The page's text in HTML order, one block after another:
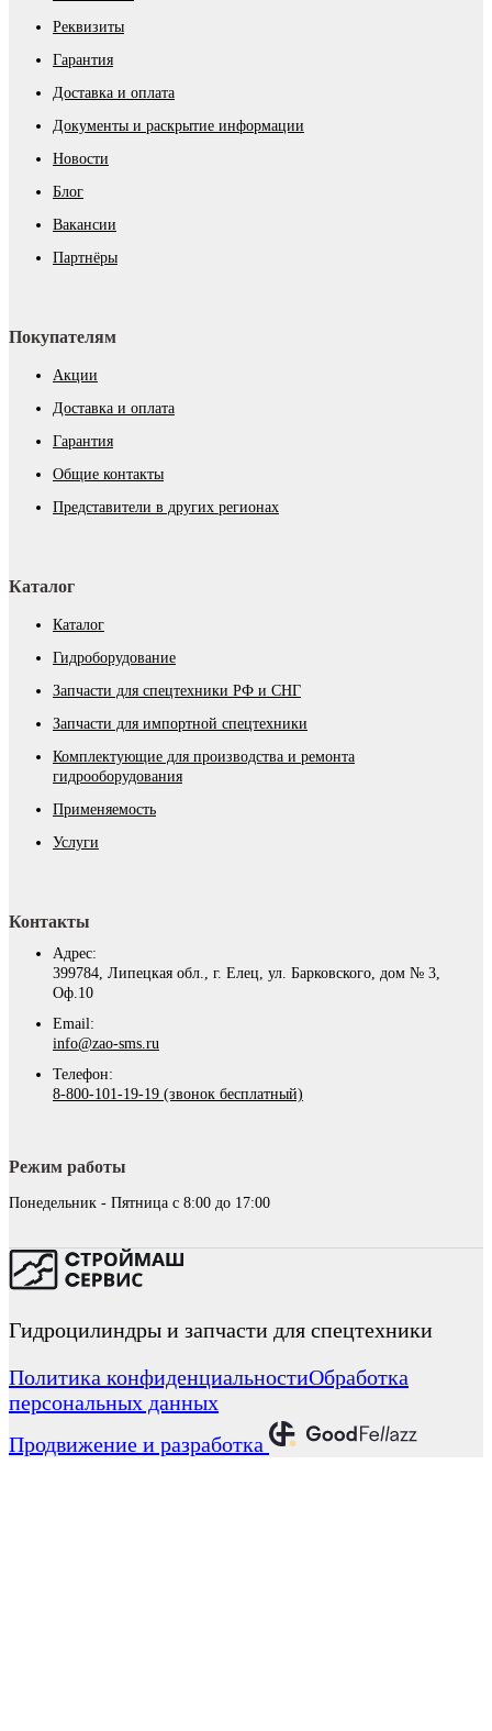
Реквизиты
Гарантия
Доставка и оплата
Документы и раскрытие информации
Новости
Блог
Вакансии
Партнёры
Покупателям
Акции
Доставка и оплата
Гарантия
Общие контакты
Представители в других регионах
Каталог
Каталог
Гидроборудование
Запчасти для спецтехники РФ и СНГ
Запчасти для импортной спецтехники
Комплектующие для производства и ремонта
гидрооборудования
Применяемость
Услуги
Контакты
Адрес:
399784, Липецкая обл., г. Елец, ул. Барковского, дом № 3,
Оф.10
Email:
info@zao-sms.ru
Телефон:
8-800-101-19-19 (звонок бесплатный)
Режим работы
Понедельник - Пятница с 8:00 до 17:00
Гидроцилиндры и запчасти для спецтехники
Политика конфиденциальностиОбработка
персональных данных
Продвижение и разработка